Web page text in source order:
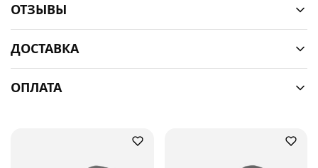
ОТЗЫВЫ
ДОСТАВКА
ОПЛАТА